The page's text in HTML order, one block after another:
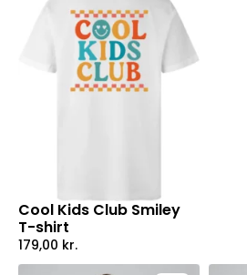
Cool Kids Club Smiley
T-shirt
179,00 kr.